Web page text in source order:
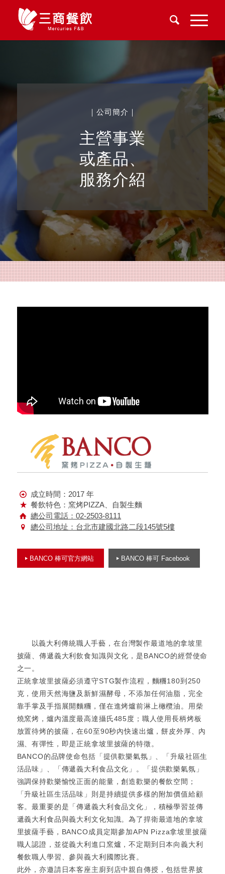
｜公司簡介｜
主營事業
或產品、
服務介紹
成立時間：2017 年
餐飲特色：窯烤PIZZA、自製生麵
總公司電話：02-2503-8111
總公司地址：台北市建國北路二段145號5樓
BANCO 棒可官方網站 BANCO 棒可 Facebook
以義大利傳統職人手藝，在台灣製作最道地的拿坡里
披薩、傳遞義大利飲食知識與文化，是BANCO的經營使命
之一。
正統拿坡里披薩必須遵守STG製作流程，麵糰180到250
克，使用天然海鹽及新鮮濕酵母，不添加任何油脂，完全
靠手掌及手指展開麵糰，僅在進烤爐前淋上橄欖油。用柴
燒窯烤，爐內溫度最高達攝氏485度；職人使用長柄烤板
放置待烤的披薩，在60至90秒內快速出爐，餅皮外厚、內
濕、有彈性，即是正統拿坡里披薩的特徵。
BANCO的品牌使命包括「提供歡樂氣氛」、「升級社區生
活品味」、「傳遞義大利食品文化」。「提供歡樂氣氛」
強調保持歡樂愉悅正面的能量，創造歡樂的餐飲空間；
「升級社區生活品味」則是持續提供多樣的附加價值給顧
客。最重要的是「傳遞義大利食品文化」，積極學習並傳
遞義大利食品與義大利文化知識。為了捍衛最道地的拿坡
里披薩手藝，BANCO成員定期參加APN Pizza拿坡里披薩
職人認證，並從義大利進口窯爐，不定期到日本向義大利
餐飲職人學習、參與義大利國際比賽。
此外，亦邀請日本客座主廚到店中親自傳授，包括世界披